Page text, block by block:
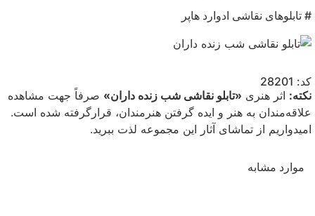
# تابلوهای نقاشی ادوارد هاپر
کد: 28201
نکته: اثر هنری «تابلو نقاشی شب زنده داران» صرفاً جهت مشاهده
علاقه‌مندان به هنر و ایده گرفتن هنرمندان، قرارگرفته شده است.
امیدواریم از تماشای آثار این مجموعه لذت ببرید.
موارد مشابه